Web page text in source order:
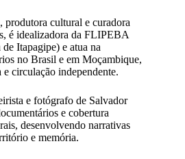
produtora cultural e curadora
é idealizadora da FLIPEBA
Itapagipe) e atua na
no Brasil e em Moçambique,
circulação independente.
e fotógrafo de Salvador
e cobertura
desenvolvendo narrativas
e memória.